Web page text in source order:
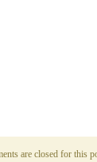
are closed for this